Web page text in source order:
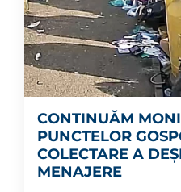
CONTINUĂM
PUNCTELOR
COLECTARE A
MENAJERE